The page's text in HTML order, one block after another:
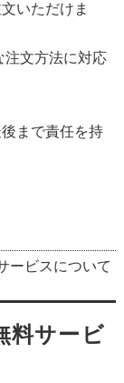
いただけま
注文方法に対応
まで責任を持
ービスについて
料サービ